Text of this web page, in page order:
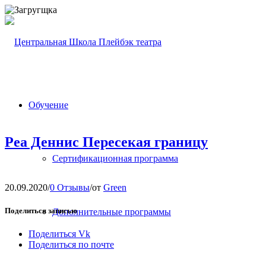
Обучение
Сертификационная программа
Дополнительные программы
Реа Деннис Пересекая границу
20.09.2020/0 Отзывы/от Green
Поделиться записью
Поделиться Vk
Поделиться по почте